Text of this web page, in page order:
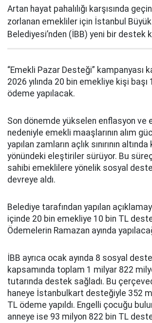
Artan hayat pahalılığı karşısında
zorlanan emekliler için İstanbul
Belediyesi’nden (İBB) yeni bir destek
“Emekli Pazar Desteği” kampanyası
2026 yılında 20 bin emekliye kişi başı
ödeme yapılacak.
Son dönemde yükselen enflasyon ve
nedeniyle emekli maaşlarının alım
yapılan zamların açlık sınırının altında
yönündeki eleştiriler sürüyor. Bu
sahibi emeklilere yönelik sosyal
devreye aldı.
Belediye tarafından yapılan
içinde 20 bin emekliye 10 bin TL
Ödemelerin Ramazan ayında
İBB ayrıca ocak ayında 8 sosyal
kapsamında toplam 1 milyar 822
tutarında destek sağladı. Bu
haneye İstanbulkart desteğiyle 352
TL ödeme yapıldı. Engelli çocuğu
anneye ise 93 milyon 822 bin TL